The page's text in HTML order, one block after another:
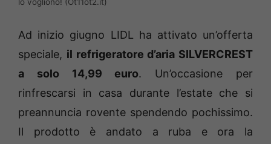
Ad inizio giugno LIDL ha attivato un’offerta
speciale, il refrigeratore d’aria SILVERCREST
a solo 14,99 euro. Un’occasione per
rinfrescarsi in casa durante l’estate che si
preannuncia rovente spendendo pochissimo.
Il prodotto è andato a ruba e ora la